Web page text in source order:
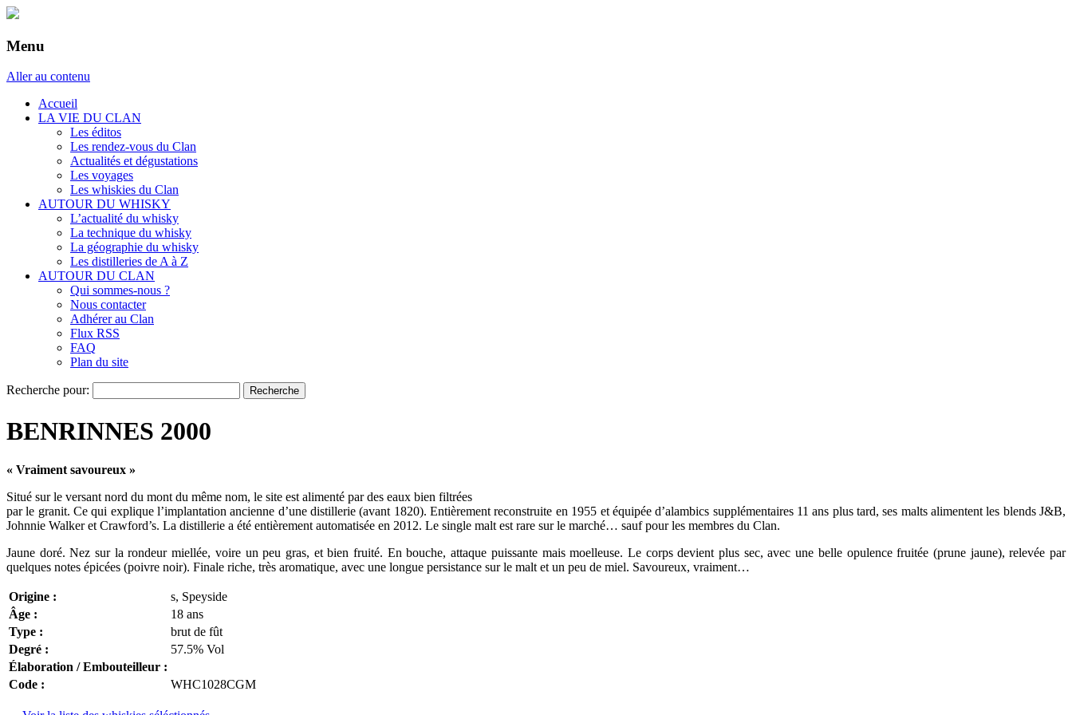
Menu
Aller au contenu
Accueil
LA VIE DU CLAN
Les éditos
Les rendez-vous du Clan
Actualités et dégustations
Les voyages
Les whiskies du Clan
AUTOUR DU WHISKY
L’actualité du whisky
La technique du whisky
La géographie du whisky
Les distilleries de A à Z
AUTOUR DU CLAN
Qui sommes-nous ?
Nous contacter
Adhérer au Clan
Flux RSS
FAQ
Plan du site
Recherche pour:
BENRINNES 2000
« Vraiment savoureux »
Situé sur le versant nord du mont du même nom, le site est alimenté par des eaux bien filtrées
par le granit. Ce qui explique l’implantation ancienne d’une distillerie (avant 1820). Entièrement reconstruite en 1955 et équipée d’alambics supplémentaires 11 ans plus tard, ses malts alimentent les blends J&B,
Johnnie Walker et Crawford’s. La distillerie a été entièrement automatisée en 2012. Le single malt est rare sur le marché… sauf pour les membres du Clan.
Jaune doré. Nez sur la rondeur miellée, voire un peu gras, et bien fruité. En bouche, attaque puissante mais moelleuse. Le corps devient plus sec, avec une belle opulence fruitée (prune jaune), relevée par
quelques notes épicées (poivre noir). Finale riche, très aromatique, avec une longue persistance sur le malt et un peu de miel. Savoureux, vraiment…
Origine :
s, Speyside
Âge :
18 ans
Type :
brut de fût
Degré :
57.5% Vol
Élaboration / Embouteilleur :
Code :
WHC1028CGM